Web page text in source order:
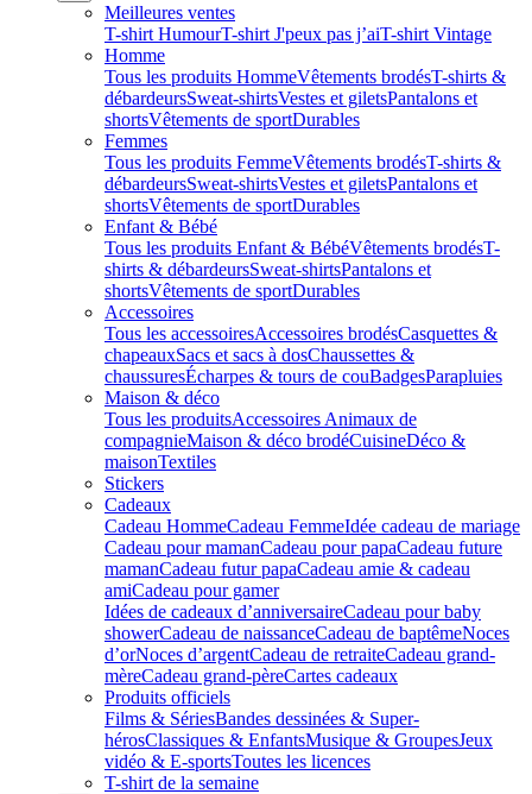
Meilleures ventes
T-shirt HumourT-shirt J'peux pas j’aiT-shirt Vintage
Homme
Tous les produits HommeVêtements brodésT-shirts &
débardeursSweat-shirtsVestes et giletsPantalons et
shortsVêtements de sportDurables
Femmes
Tous les produits FemmeVêtements brodésT-shirts &
débardeursSweat-shirtsVestes et giletsPantalons et
shortsVêtements de sportDurables
Enfant & Bébé
Tous les produits Enfant & BébéVêtements brodésT-
shirts & débardeursSweat-shirtsPantalons et
shortsVêtements de sportDurables
Accessoires
Tous les accessoiresAccessoires brodésCasquettes &
chapeauxSacs et sacs à dosChaussettes &
chaussuresÉcharpes & tours de couBadgesParapluies
Maison & déco
Tous les produitsAccessoires Animaux de
compagnieMaison & déco brodéCuisineDéco &
maisonTextiles
Stickers
Cadeaux
Cadeau HommeCadeau FemmeIdée cadeau de mariage​
Cadeau pour mamanCadeau pour papaCadeau future
mamanCadeau futur papaCadeau amie & cadeau
amiCadeau pour gamer
Idées de cadeaux d’anniversaireCadeau pour baby
showerCadeau de naissanceCadeau de baptêmeNoces
d’orNoces d’argentCadeau de retraiteCadeau grand-
mèreCadeau grand-pèreCartes cadeaux
Produits officiels
Films & SériesBandes dessinées & Super-
hérosClassiques & EnfantsMusique & GroupesJeux
vidéo & E-sportsToutes les licences
T-shirt de la semaine